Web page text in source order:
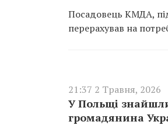
Посадовець КМДА,
перерахував на
21:37 2 Травня, 2026
У Польщі
громадянина